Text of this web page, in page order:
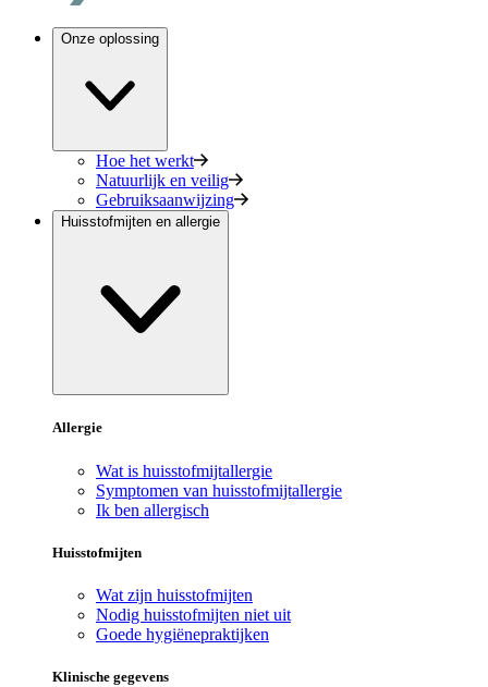
Onze oplossing
Hoe het werkt
Natuurlijk en veilig
Gebruiksaanwijzing
Huisstofmijten en allergie
Allergie
Wat is huisstofmijtallergie
Symptomen van huisstofmijtallergie
Ik ben allergisch
Huisstofmijten
Wat zijn huisstofmijten
Nodig huisstofmijten niet uit
Goede hygiënepraktijken
Klinische gegevens